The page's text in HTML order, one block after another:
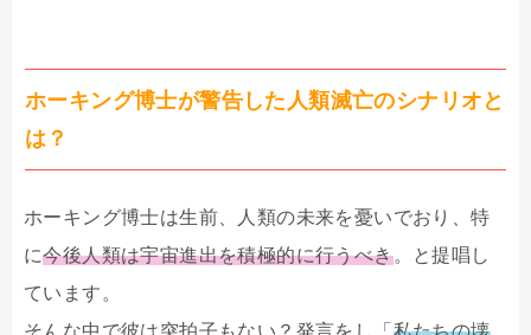
ホーキング博士が警告した人類滅亡のシナリオと
は？
ホーキング博士は生前、人類の未来を憂いでおり、特
に今後人類は宇宙進出を積極的に行うべき。と提唱し
ています。